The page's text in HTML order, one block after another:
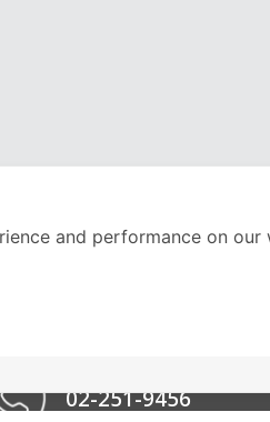
02-251-9456
and performance on